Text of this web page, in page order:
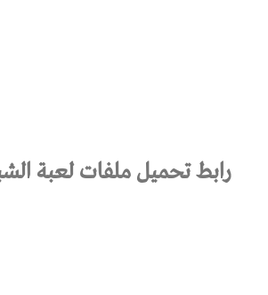
رابط تحميل ملفات لعبة